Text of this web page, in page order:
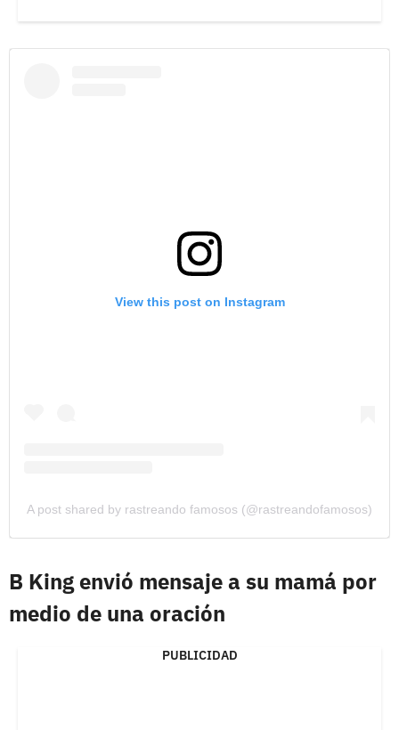
View this post on Instagram
A post shared by rastreando famosos (@rastreandofamosos)
B King envió mensaje a su mamá por
medio de una oración
PUBLICIDAD